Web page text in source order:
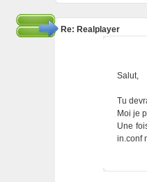
Re: Realplayer
Salut,
Tu
Moi je
Une
in.conf